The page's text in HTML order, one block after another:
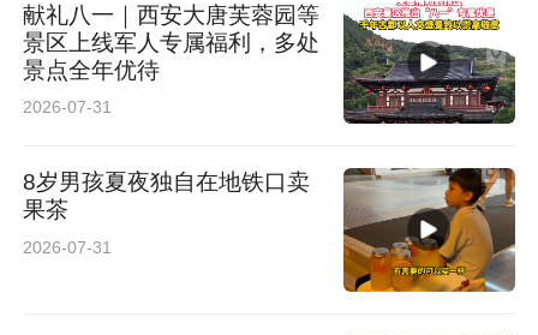
献礼八一｜西安大唐芙蓉园等
景区上线军人专属福利，多处
景点全年优待
2026-07-31
8岁男孩夏夜独自在地铁口卖
果茶
2026-07-31